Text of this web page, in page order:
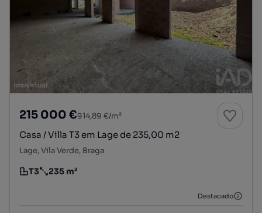
215 000 €914,89 €/m²
Casa / Villa T3 em Lage de 235,00 m2
Lage, Vila Verde, Braga
Tipologia
T3
Preço por metro quadrado
235 m²
Destacado